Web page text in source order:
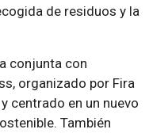
de residuos y la
conjunta con
organizado por Fira
centrado en un nuevo
También